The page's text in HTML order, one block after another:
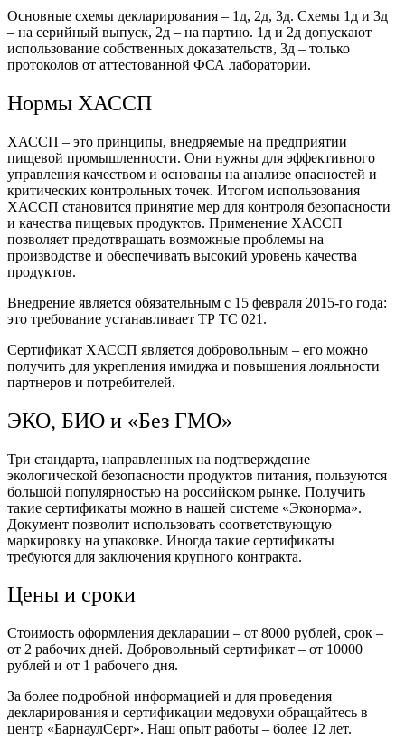
Основные схемы декларирования – 1д, 2д, 3д. Схемы 1д и 3д
– на серийный выпуск, 2д – на партию. 1д и 2д допускают
использование собственных доказательств, 3д – только
протоколов от аттестованной ФСА лаборатории.
Нормы ХАССП
ХАССП – это принципы, внедряемые на предприятии
пищевой промышленности. Они нужны для эффективного
управления качеством и основаны на анализе опасностей и
критических контрольных точек. Итогом использования
ХАССП становится принятие мер для контроля безопасности
и качества пищевых продуктов. Применение ХАССП
позволяет предотвращать возможные проблемы на
производстве и обеспечивать высокий уровень качества
продуктов.
Внедрение является обязательным с 15 февраля 2015-го года:
это требование устанавливает ТР ТС 021.
Сертификат ХАССП является добровольным – его можно
получить для укрепления имиджа и повышения лояльности
партнеров и потребителей.
ЭКО, БИО и «Без ГМО»
Три стандарта, направленных на подтверждение
экологической безопасности продуктов питания, пользуются
большой популярностью на российском рынке. Получить
такие сертификаты можно в нашей системе «Эконорма».
Документ позволит использовать соответствующую
маркировку на упаковке. Иногда такие сертификаты
требуются для заключения крупного контракта.
Цены и сроки
Стоимость оформления декларации – от 8000 рублей, срок –
от 2 рабочих дней. Добровольный сертификат – от 10000
рублей и от 1 рабочего дня.
За более подробной информацией и для проведения
декларирования и сертификации медовухи обращайтесь в
центр «БарнаулСерт». Наш опыт работы – более 12 лет.